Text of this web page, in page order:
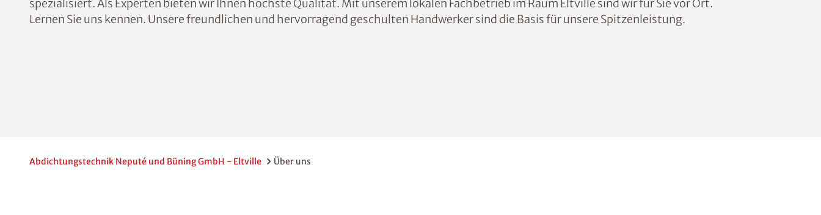
spezialisiert. Als Experten bieten wir Ihnen höchste Qualität. Mit unserem lokalen Fachbetrieb im Raum Eltville sind wir für Sie vor Ort.
Lernen Sie uns kennen. Unsere freundlichen und hervorragend geschulten Handwerker sind die Basis für unsere Spitzenleistung.
Abdichtungstechnik Neputé und Büning GmbH - Eltville Über uns